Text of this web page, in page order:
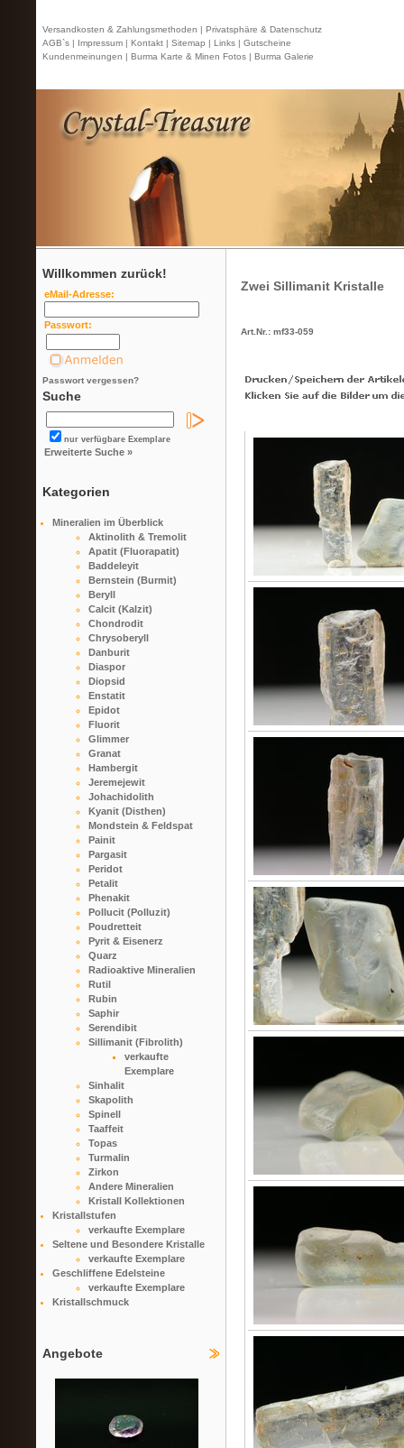
Versandkosten & Zahlungsmethoden | Privatsphäre & Datenschutz
AGB`s | Impressum | Kontakt | Sitemap | Links | Gutscheine
Kundenmeinungen | Burma Karte & Minen Fotos | Burma Galerie
Willkommen zurück!
eMail-Adresse:
Passwort:
Passwort vergessen?
Suche
nur verfügbare Exemplare
Erweiterte Suche »
Kategorien
Mineralien im Überblick
Aktinolith & Tremolit
Apatit (Fluorapatit)
Baddeleyit
Bernstein (Burmit)
Beryll
Calcit (Kalzit)
Chondrodit
Chrysoberyll
Danburit
Diaspor
Diopsid
Enstatit
Epidot
Fluorit
Glimmer
Granat
Hambergit
Jeremejewit
Johachidolith
Kyanit (Disthen)
Mondstein & Feldspat
Painit
Pargasit
Peridot
Petalit
Phenakit
Pollucit (Polluzit)
Poudretteit
Pyrit & Eisenerz
Quarz
Radioaktive Mineralien
Rutil
Rubin
Saphir
Serendibit
Sillimanit (Fibrolith)
verkaufte
Exemplare
Sinhalit
Skapolith
Spinell
Taaffeit
Topas
Turmalin
Zirkon
Andere Mineralien
Kristall Kollektionen
Kristallstufen
verkaufte Exemplare
Seltene und Besondere Kristalle
verkaufte Exemplare
Geschliffene Edelsteine
verkaufte Exemplare
Kristallschmuck
Angebote
Zwei Sillimanit Kristalle
Art.Nr.: mf33-059